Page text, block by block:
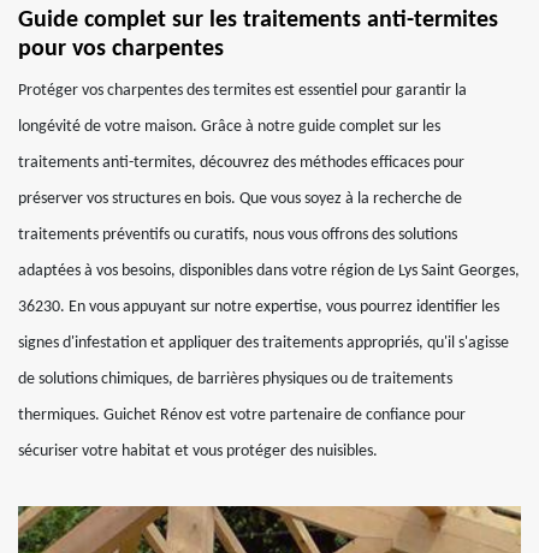
Guide complet sur les traitements anti-termites
pour vos charpentes
Protéger vos charpentes des termites est essentiel pour garantir la
longévité de votre maison. Grâce à notre guide complet sur les
traitements anti-termites, découvrez des méthodes efficaces pour
préserver vos structures en bois. Que vous soyez à la recherche de
traitements préventifs ou curatifs, nous vous offrons des solutions
adaptées à vos besoins, disponibles dans votre région de Lys Saint Georges,
36230. En vous appuyant sur notre expertise, vous pourrez identifier les
signes d'infestation et appliquer des traitements appropriés, qu'il s'agisse
de solutions chimiques, de barrières physiques ou de traitements
thermiques. Guichet Rénov est votre partenaire de confiance pour
sécuriser votre habitat et vous protéger des nuisibles.